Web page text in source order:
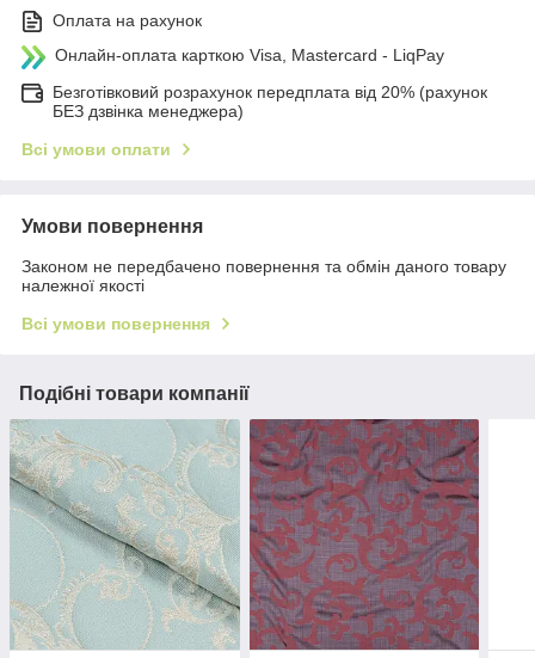
Оплата на рахунок
Онлайн-оплата карткою Visa, Mastercard - LiqPay
Безготівковий розрахунок передплата від 20% (рахунок
БЕЗ дзвінка менеджера)
Всі умови оплати
Умови повернення
Законом не передбачено повернення та обмін даного товару
належної якості
Всі умови повернення
Подібні товари компанії